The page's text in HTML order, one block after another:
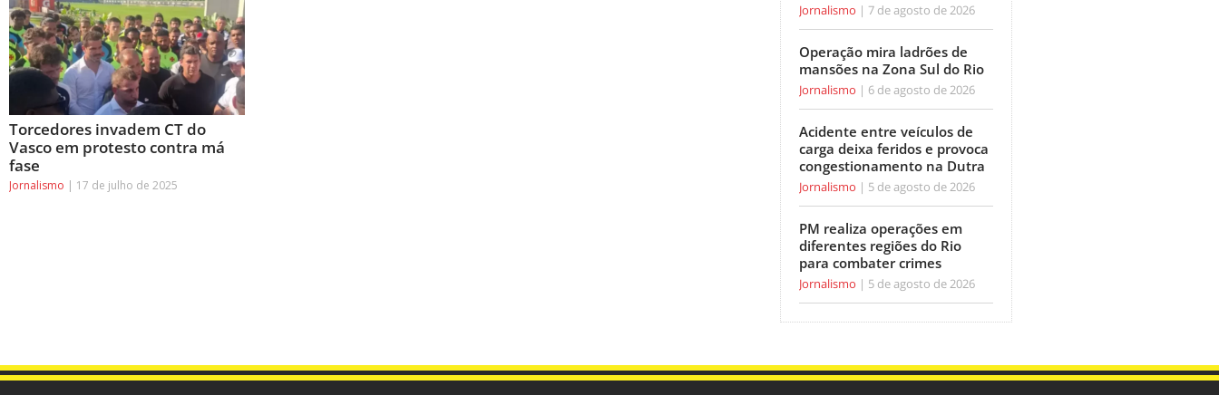
Torcedores invadem CT do
Vasco em protesto contra má
fase
Jornalismo 17 de julho de 2025
Jornalismo 7 de agosto de 2026
Operação mira ladrões de
mansões na Zona Sul do Rio
Jornalismo 6 de agosto de 2026
Acidente entre veículos de
carga deixa feridos e provoca
congestionamento na Dutra
Jornalismo 5 de agosto de 2026
PM realiza operações em
diferentes regiões do Rio
para combater crimes
Jornalismo 5 de agosto de 2026